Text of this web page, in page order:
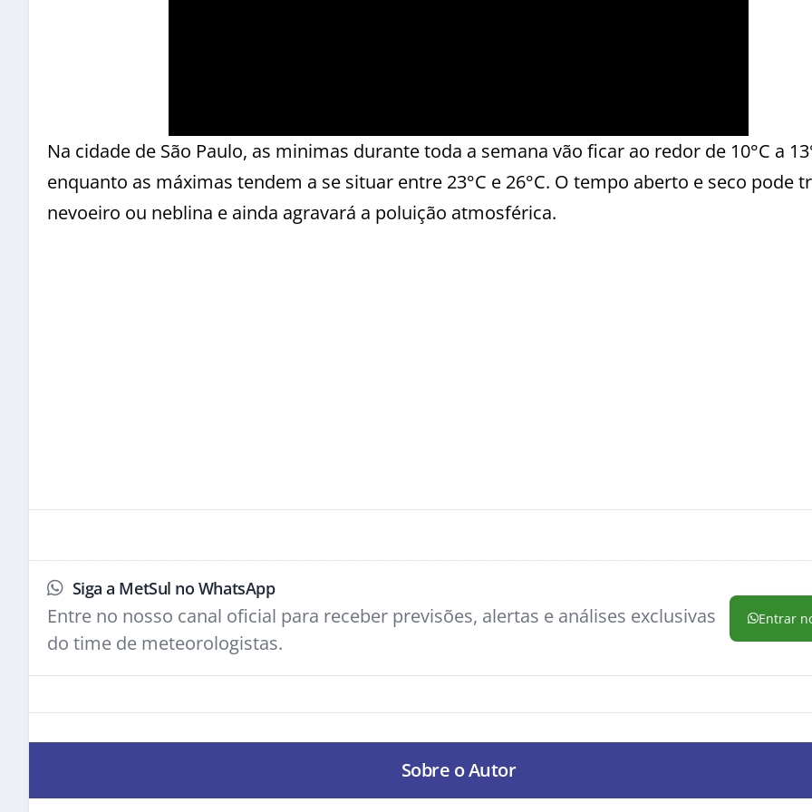
Na cidade de São Paulo, as minimas durante toda a semana vão ficar ao redor de 10°C a
enquanto as máximas tendem a se situar entre 23°C e 26°C. O tempo aberto e seco pode
nevoeiro ou neblina e ainda agravará a poluição atmosférica.
Siga a MetSul no WhatsApp
Entre no nosso canal oficial para receber previsões, alertas e análises exclusivas
do time de meteorologistas.
Entrar
Sobre o Autor